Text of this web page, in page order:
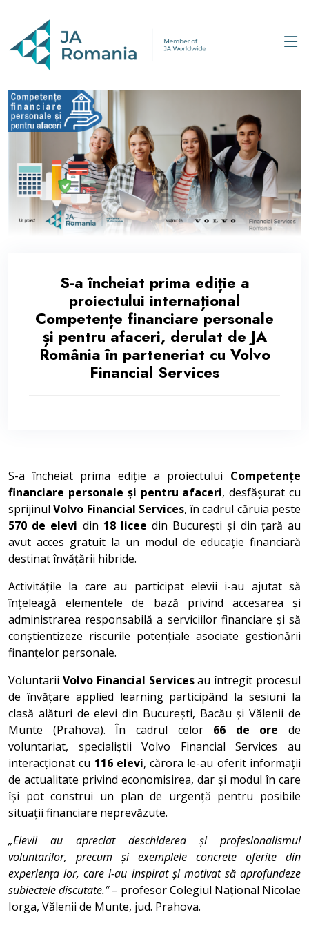
S-a încheiat prima ediție a
proiectului internațional
Competențe financiare personale
și pentru afaceri, derulat de JA
România în parteneriat cu Volvo
Financial Services
S-a încheiat prima ediție a proiectului Competențe
financiare personale și pentru afaceri, desfășurat cu
sprijinulVolvo Financial Services, în cadrul căruia peste
570 de elevi din 18 licee din București și din țară au
avut acces gratuit la un modul de educație financiară
destinat învățării hibride.
Activitățile la care au participat elevii i-au ajutat să
înțeleagă elementele de bază privind accesarea și
administrarea responsabilă a serviciilor financiare și să
conștientizeze riscurile potențiale asociate gestionării
finanțelor personale.
Voluntarii Volvo Financial Servicesau întregit procesul
de învățare applied learning participând la sesiuni la
clasă alături de elevi din București, Bacău și Vălenii de
Munte (Prahova). În cadrul celor 66 de ore de
voluntariat, specialiștii Volvo Financial Services au
interacționat cu 116 elevi, cărora le-au oferit informații
de actualitate privind economisirea, dar și modul în care
își pot construi un plan de urgență pentru posibile
situații financiare neprevăzute.
„Elevii au apreciat deschiderea și profesionalismul
voluntarilor, precum și exemplele concrete oferite din
experiența lor, care i-au inspirat și motivat să aprofundeze
subiectele discutate.“– profesor Colegiul Național Nicolae
Iorga, Vălenii de Munte, jud. Prahova.